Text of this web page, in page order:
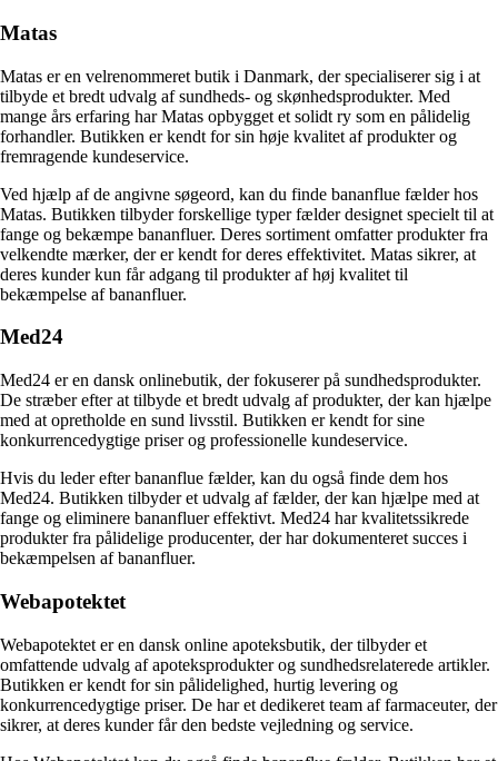
Matas
Matas er en velrenommeret butik i Danmark, der specialiserer sig i at
tilbyde et bredt udvalg af sundheds- og skønhedsprodukter. Med
mange års erfaring har Matas opbygget et solidt ry som en pålidelig
forhandler. Butikken er kendt for sin høje kvalitet af produkter og
fremragende kundeservice.
Ved hjælp af de angivne søgeord, kan du finde bananflue fælder hos
Matas. Butikken tilbyder forskellige typer fælder designet specielt til at
fange og bekæmpe bananfluer. Deres sortiment omfatter produkter fra
velkendte mærker, der er kendt for deres effektivitet. Matas sikrer, at
deres kunder kun får adgang til produkter af høj kvalitet til
bekæmpelse af bananfluer.
Med24
Med24 er en dansk onlinebutik, der fokuserer på sundhedsprodukter.
De stræber efter at tilbyde et bredt udvalg af produkter, der kan hjælpe
med at opretholde en sund livsstil. Butikken er kendt for sine
konkurrencedygtige priser og professionelle kundeservice.
Hvis du leder efter bananflue fælder, kan du også finde dem hos
Med24. Butikken tilbyder et udvalg af fælder, der kan hjælpe med at
fange og eliminere bananfluer effektivt. Med24 har kvalitetssikrede
produkter fra pålidelige producenter, der har dokumenteret succes i
bekæmpelsen af bananfluer.
Webapotektet
Webapotektet er en dansk online apoteksbutik, der tilbyder et
omfattende udvalg af apoteksprodukter og sundhedsrelaterede artikler.
Butikken er kendt for sin pålidelighed, hurtig levering og
konkurrencedygtige priser. De har et dedikeret team af farmaceuter, der
sikrer, at deres kunder får den bedste vejledning og service.